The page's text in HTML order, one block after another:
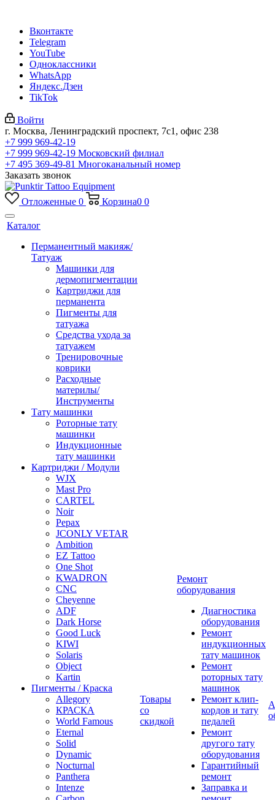
Вконтакте
Telegram
YouTube
Одноклассники
WhatsApp
Яндекс.Дзен
TikTok
Войти
г. Москва, Ленинградский проспект, 7с1, офис 238
+7 999 969-42-19
+7 999 969-42-19 Московский филиал
+7 495 369-49-81 Многоканальный номер
Заказать звонок
Отложенные 0 Корзина0 0
Каталог
Перманентный макияж/
Татуаж
Машинки для
дермопигментации
Картриджи для
перманента
Пигменты для
татуажа
Средства ухода за
татуажем
Тренировочные
коврики
Расходные
материлы/
Инструменты
Тату машинки
Роторные тату
машинки
Индукционные
тату машинки
Картриджи / Модули
WJX
Mast Pro
CARTEL
Noir
Pepax
JCONLY VETAR
Ambition
EZ Tattoo
One Shot
KWADRON
CNC
Cheyenne
ADF
Dark Horse
Good Luck
KIWI
Solaris
Object
Kartin
Пигменты / Краска
Allegory
КРАСКА
World Famous
Eternal
Solid
Dynamic
Nocturnal
Panthera
Intenze
Товары
со
скидкой
Ремонт
оборудования
Диагностика
оборудования
Ремонт
индукционных
тату машинок
Ремонт
роторных тату
машинок
Ремонт клип-
кордов и тату
педалей
Ремонт
другого тату
оборудования
Гарантийный
ремонт
Заправка и